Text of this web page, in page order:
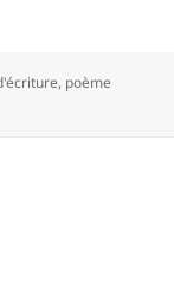
, poème